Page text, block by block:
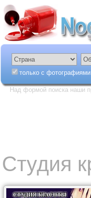
только с
Над формой поиска наши
Студия